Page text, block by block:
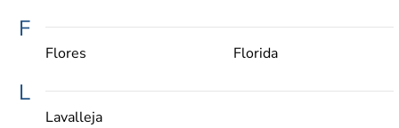
F
Flores Florida
L
Lavalleja